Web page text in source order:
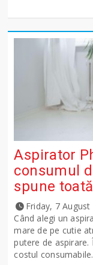
Aspirator
consumul
spune
Friday, 7 August
Când alegi un
mare de pe cutie
putere de aspirare.
costul